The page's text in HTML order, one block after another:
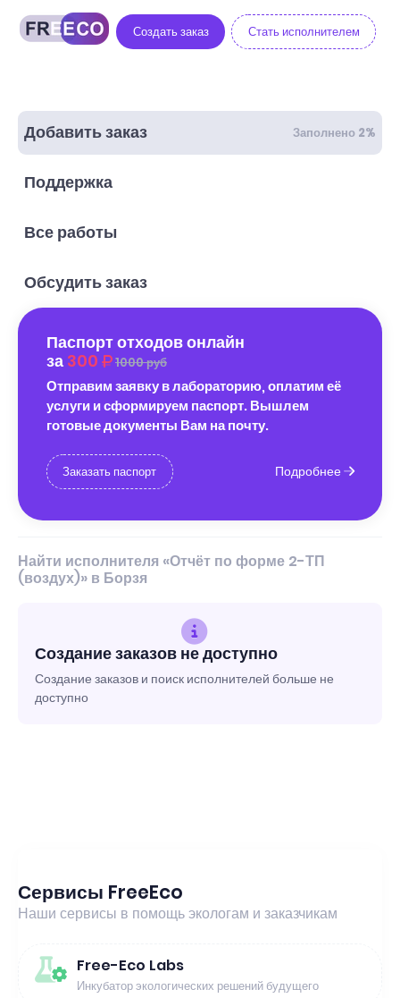
Создать заказ Стать исполнителем
Добавить заказ Заполнено 2%
Поддержка
Все работы
Обсудить заказ
Паспорт отходов онлайн
за 300 1000 руб
Отправим заявку в лабораторию, оплатим её
услуги и сформируем паспорт. Вышлем
готовые документы Вам на почту.
Заказать паспорт Подробнее
Найти исполнителя «Отчёт по форме 2-ТП
(воздух)» в Борзя
Создание заказов не доступно
Создание заказов и поиск исполнителей больше не
доступно
Сервисы FreeEco
Наши сервисы в помощь экологам и заказчикам
Free-Eco Labs
Инкубатор экологических решений будущего